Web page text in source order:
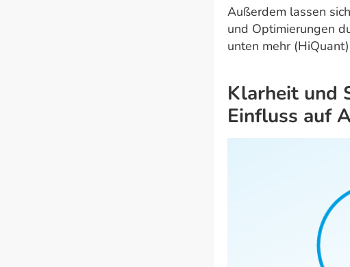
Außerdem lassen
und Optimierungen
unten mehr
Klarheit und
Einfluss auf